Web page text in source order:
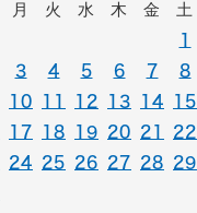
月 火 水 木 金 土
1
3 4 5 6 7
8
10 11 12 13 14
15
17 18 19 20 21
22
24 25 26 27 28
29